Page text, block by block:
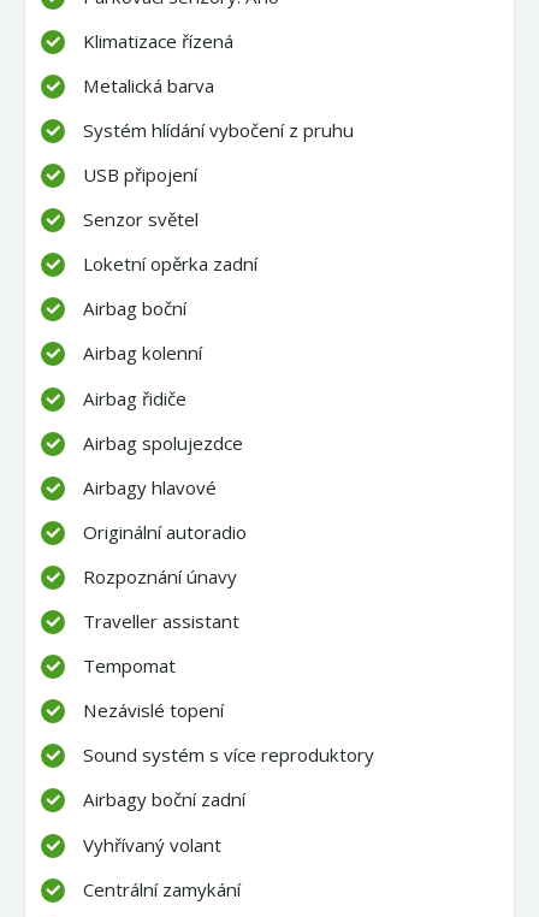
Klimatizace řízená
Metalická barva
Systém hlídání vybočení z pruhu
USB připojení
Senzor světel
Loketní opěrka zadní
Airbag boční
Airbag kolenní
Airbag řidiče
Airbag spolujezdce
Airbagy hlavové
Originální autoradio
Rozpoznání únavy
Traveller assistant
Tempomat
Nezávislé topení
Sound systém s více reproduktory
Airbagy boční zadní
Vyhřívaný volant
Centrální zamykání